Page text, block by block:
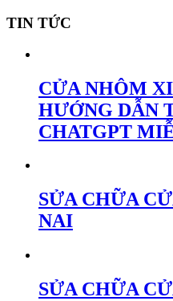
TIN TỨC
CỬA NHÔM
HƯỚNG DẪN
CHATGPT
SỬA CHỮA
NAI
SỬA CHỮA